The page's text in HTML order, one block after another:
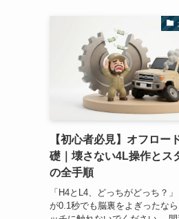
【初心者必見】オフロー
礎｜壊さない4L操作とス
の全手順
「H4とL4、どっちがどっち？
が0.1秒でも脳裏をよぎったな